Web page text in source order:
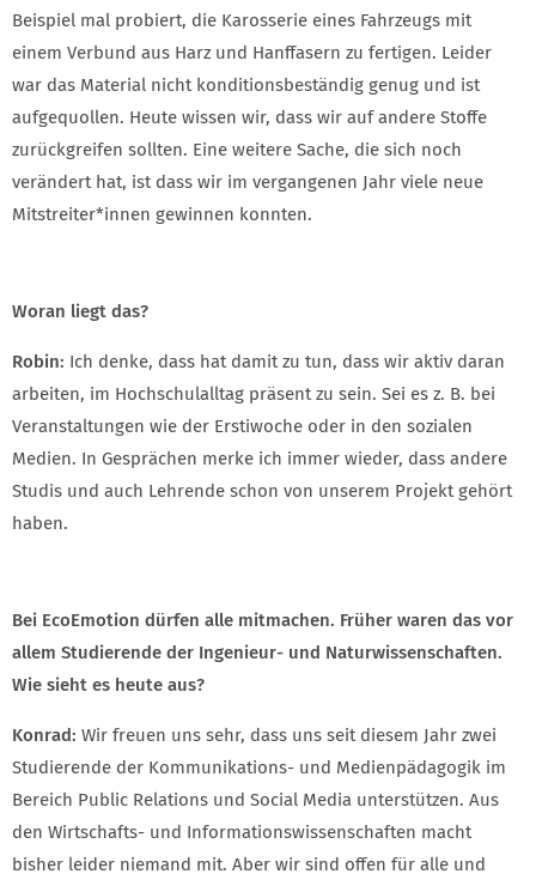
Beispiel mal probiert, die Karosserie eines Fahrzeugs mit
einem Verbund aus Harz und Hanffasern zu fertigen. Leider
war das Material nicht konditionsbeständig genug und ist
aufgequollen. Heute wissen wir, dass wir auf andere Stoffe
zurückgreifen sollten. Eine weitere Sache, die sich noch
verändert hat, ist dass wir im vergangenen Jahr viele neue
Mitstreiter*innen gewinnen konnten.
Woran liegt das?
Robin: Ich denke, dass hat damit zu tun, dass wir aktiv daran
arbeiten, im Hochschulalltag präsent zu sein. Sei es z. B. bei
Veranstaltungen wie der Erstiwoche oder in den sozialen
Medien. In Gesprächen merke ich immer wieder, dass andere
Studis und auch Lehrende schon von unserem Projekt gehört
haben.
Bei EcoEmotion dürfen alle mitmachen. Früher waren das vor
allem Studierende der Ingenieur- und Naturwissenschaften.
Wie sieht es heute aus?
Konrad: Wir freuen uns sehr, dass uns seit diesem Jahr zwei
Studierende der Kommunikations- und Medienpädagogik im
Bereich Public Relations und Social Media unterstützen. Aus
den Wirtschafts- und Informationswissenschaften macht
bisher leider niemand mit. Aber wir sind offen für alle und